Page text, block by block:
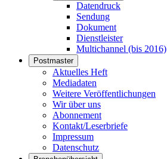
Datendruck
Sendung
Dokument
Dienstleister
Multichannel (bis 2016)
Postmaster
Aktuelles Heft
Mediadaten
Weitere Veröffentlichungen
Wir über uns
Abonnement
Kontakt/Leserbriefe
Impressum
Datenschutz